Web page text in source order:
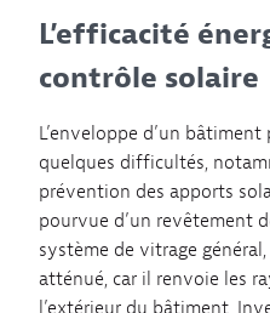
L’efficacité
contrôle solaire
L’enveloppe d’un
quelques difficultés,
prévention des apports
pourvue d’un revêtement
système de vitrage
atténué, car il renvoie les
l’extérieur du bâtiment.